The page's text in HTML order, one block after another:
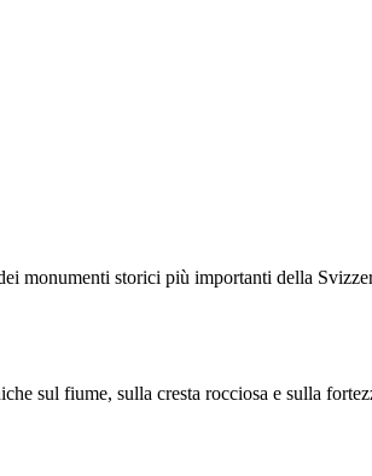
monumenti storici più importanti della
sul fiume, sulla cresta rocciosa e sulla